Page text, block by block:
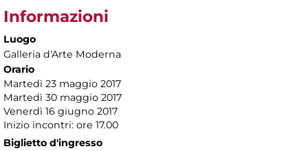
Informazioni
Luogo
Galleria d'Arte Moderna
Orario
Martedì 23 maggio 2017
Martedì 30 maggio 2017
Venerdì 16 giugno 2017
Inizio incontri: ore 17.00
Biglietto d'ingresso